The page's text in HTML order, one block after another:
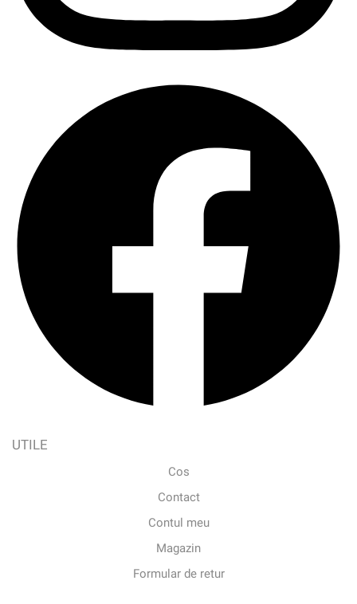
UTILE
Cos
Contact
Contul meu
Magazin
Formular de retur